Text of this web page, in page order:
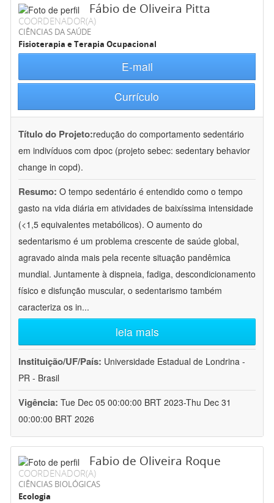
Fábio de Oliveira Pitta
COORDENADOR(A)
CIÊNCIAS DA SAÚDE
Fisioterapia e Terapia Ocupacional
E-mail
Currículo
Título do Projeto:redução do comportamento sedentário
em indivíduos com dpoc (projeto sebec: sedentary behavior
change in copd).
Resumo: O tempo sedentário é entendido como o tempo
gasto na vida diária em atividades de baixíssima intensidade
(<1,5 equivalentes metabólicos). O aumento do
sedentarismo é um problema crescente de saúde global,
agravado ainda mais pela recente situação pandêmica
mundial. Juntamente à dispneia, fadiga, descondicionamento
físico e disfunção muscular, o sedentarismo também
caracteriza os in...
leia mais
Instituição/UF/País: Universidade Estadual de Londrina -
PR - Brasil
Vigência: Tue Dec 05 00:00:00 BRT 2023-Thu Dec 31
00:00:00 BRT 2026
Fabio de Oliveira Roque
COORDENADOR(A)
CIÊNCIAS BIOLÓGICAS
Ecologia